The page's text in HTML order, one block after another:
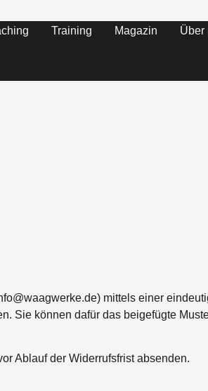
Training Magazin Über
mittels einer
Sie können dafür das beigefügte
Ablauf der Widerrufsfrist absenden.